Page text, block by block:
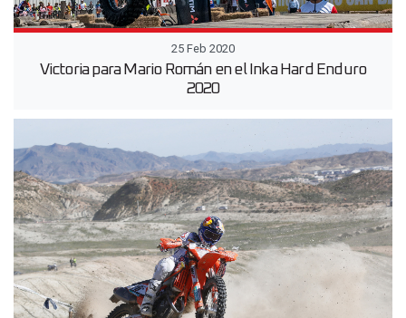
25 Feb 2020
Victoria para Mario Román en el Inka Hard Enduro
2020